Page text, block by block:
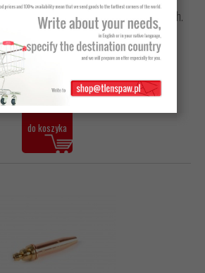
do łączenia przewodów gazowych.
47,28 zł netto
do koszyka